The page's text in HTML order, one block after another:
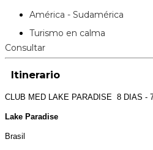
América - Sudamérica
Turismo en calma
Consultar
Itinerario
CLUB MED LAKE PARADISE 8 DIAS -
Lake Paradise
Brasil